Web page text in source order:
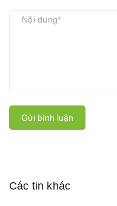
Gửi bình luận
Các tin khác